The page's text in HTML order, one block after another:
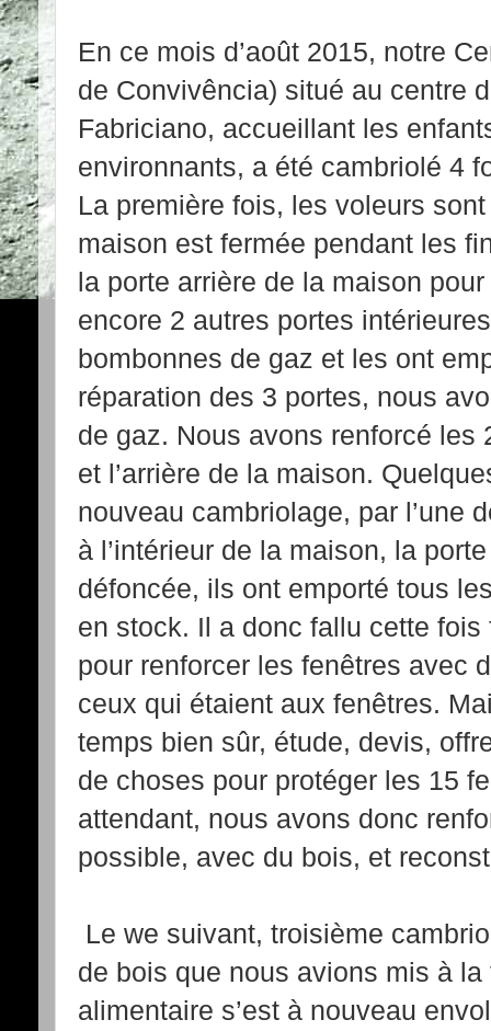
En ce mois d’août 2015, notre
de Convivência) situé au centre
Fabriciano, accueillant les
environnants, a été cambriolé 4
La première fois, les voleurs
maison est fermée pendant les
la porte arrière de la maison
encore 2 autres portes
bombonnes de gaz et les ont
réparation des 3 portes, nous
de gaz. Nous avons renforcé les
et l’arrière de la maison.
nouveau cambriolage, par l’une
à l’intérieur de la maison, la
défoncée, ils ont emporté tous
en stock. Il a donc fallu cette
pour renforcer les fenêtres avec
ceux qui étaient aux fenêtres.
temps bien sûr, étude, devis,
de choses pour protéger les 15
attendant, nous avons donc
possible, avec du bois, et
Le we suivant, troisième
de bois que nous avions mis à
alimentaire s’est à nouveau